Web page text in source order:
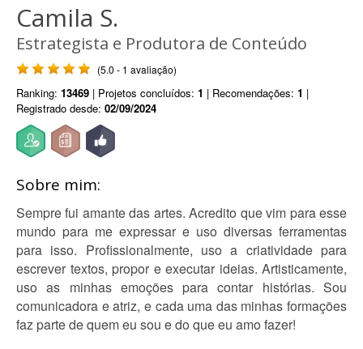
Camila S.
Estrategista e Produtora de Conteúdo
(5.0 - 1 avaliação)
Ranking: 13469 | Projetos concluídos: 1 | Recomendações: 1 |
Registrado desde: 02/09/2024
Sobre mim:
Sempre fui amante das artes. Acredito que vim para esse
mundo para me expressar e uso diversas ferramentas
para isso. Profissionalmente, uso a criatividade para
escrever textos, propor e executar ideias. Artisticamente,
uso as minhas emoções para contar histórias. Sou
comunicadora e atriz, e cada uma das minhas formações
faz parte de quem eu sou e do que eu amo fazer!